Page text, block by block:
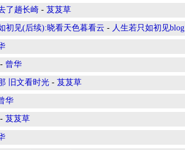
了趟长崎 - 芨芨草
初见(后续):晓看天色暮看云 - 人生若只如初见blog
- 曾华
旧文看时光 - 芨芨草
华
- 芨芨草